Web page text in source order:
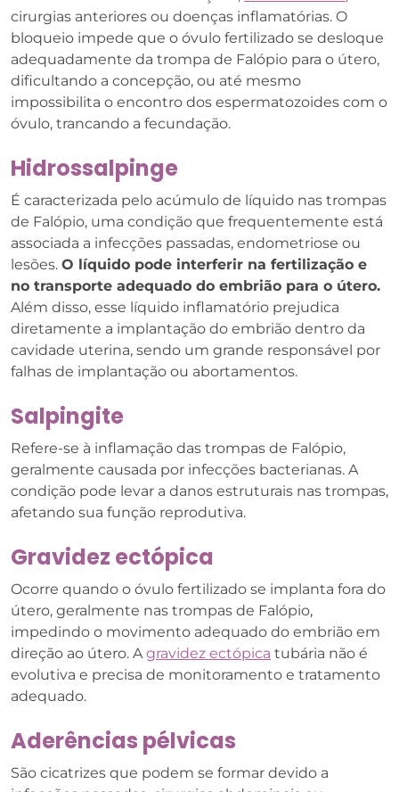
cirurgias anteriores ou doenças inflamatórias. O
bloqueio impede que o óvulo fertilizado se desloque
adequadamente da trompa de Falópio para o útero,
dificultando a concepção, ou até mesmo
impossibilita o encontro dos espermatozoides com o
óvulo, trancando a fecundação.
Hidrossalpinge
É caracterizada pelo acúmulo de líquido nas trompas
de Falópio, uma condição que frequentemente está
associada a infecções passadas, endometriose ou
lesões. O líquido pode interferir na fertilização e
no transporte adequado do embrião para o útero.
Além disso, esse líquido inflamatório prejudica
diretamente a implantação do embrião dentro da
cavidade uterina, sendo um grande responsável por
falhas de implantação ou abortamentos.
Salpingite
Refere-se à inflamação das trompas de Falópio,
geralmente causada por infecções bacterianas. A
condição pode levar a danos estruturais nas trompas,
afetando sua função reprodutiva.
Gravidez ectópica
Ocorre quando o óvulo fertilizado se implanta fora do
útero, geralmente nas trompas de Falópio,
impedindo o movimento adequado do embrião em
direção ao útero. Agravidez ectópica tubária não é
evolutiva e precisa de monitoramento e tratamento
adequado.
Aderências pélvicas
São cicatrizes que podem se formar devido a